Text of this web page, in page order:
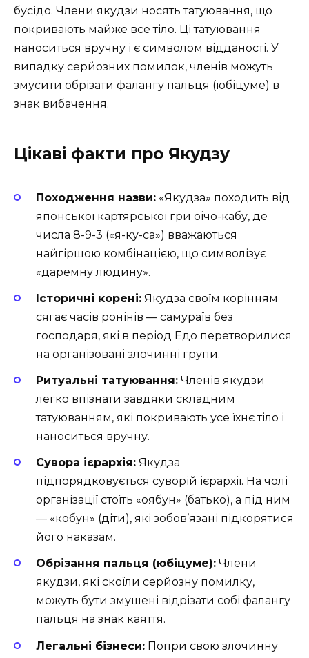
бусідо. Члени якудзи носять татуювання, що
покривають майже все тіло. Ці татуювання
наноситься вручну і є символом відданості. У
випадку серйозних помилок, членів можуть
змусити обрізати фалангу пальця (юбіцуме) в
знак вибачення.
Цікаві факти про Якудзу
Походження назви: «Якудза» походить від
японської картярської гри оічо-кабу, де
числа 8-9-3 («я-ку-са») вважаються
найгіршою комбінацією, що символізує
«даремну людину».
Історичні корені: Якудза своїм корінням
сягає часів ронінів — самураїв без
господаря, які в період Едо перетворилися
на організовані злочинні групи.
Ритуальні татуювання: Членів якудзи
легко впізнати завдяки складним
татуюванням, які покривають усе їхнє тіло і
наноситься вручну.
Сувора ієрархія: Якудза
підпорядковується суворій ієрархії. На чолі
організації стоїть «оябун» (батько), а під ним
— «кобун» (діти), які зобов’язані підкорятися
його наказам.
Обрізання пальця (юбіцуме): Члени
якудзи, які скоїли серйозну помилку,
можуть бути змушені відрізати собі фалангу
пальця на знак каяття.
Легальні бізнеси: Попри свою злочинну